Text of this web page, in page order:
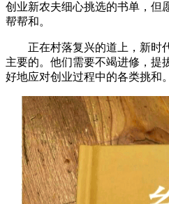
创业新农夫细心挑选的书单，但
帮帮和。
正在村落复兴的道上，新时
主要的。他们需要不竭进修，提
好地应对创业过程中的各类挑和。